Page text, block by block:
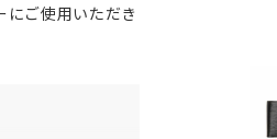
ご使用いただき